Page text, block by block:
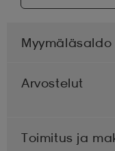
Myymäläsaldo
Arvostelut
Toimitus ja